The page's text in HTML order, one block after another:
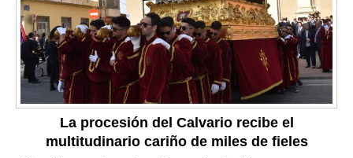
La procesión del Calvario recibe el
multitudinario cariño de miles de fieles